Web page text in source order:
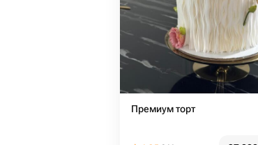
Премиум торт